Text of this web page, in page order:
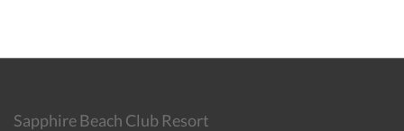
Sapphire Beach Club Resort